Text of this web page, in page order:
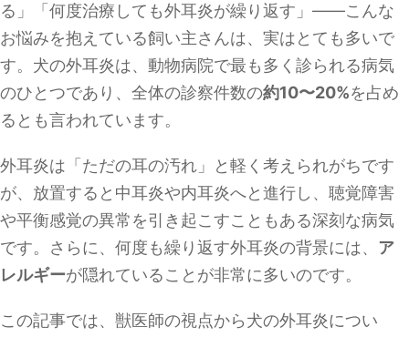
る」「何度治療しても外耳炎が繰り返す」——こんな
お悩みを抱えている飼い主さんは、実はとても多いで
す。犬の外耳炎は、動物病院で最も多く診られる病気
のひとつであり、全体の診察件数の約10〜20%を占め
るとも言われています。
外耳炎は「ただの耳の汚れ」と軽く考えられがちです
が、放置すると中耳炎や内耳炎へと進行し、聴覚障害
や平衡感覚の異常を引き起こすこともある深刻な病気
です。さらに、何度も繰り返す外耳炎の背景には、 ア
レルギーが隠れていることが非常に多いのです。
この記事では、獣医師の視点から犬の外耳炎につい